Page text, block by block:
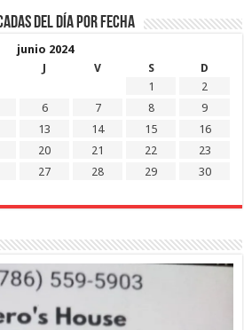
del día por fecha
junio 2024
J V S
D
1
2
6 7 8
9
13 14 15
16
20 21 22
23
27 28 29
30